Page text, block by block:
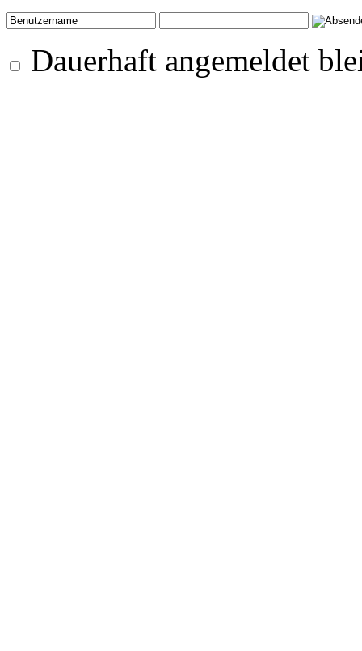
Dauerhaft angemeldet